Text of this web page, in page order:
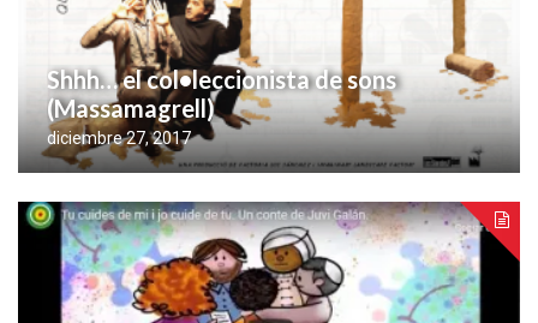
Shhh… el col•leccionista de sons
(Massamagrell)
diciembre 27, 2017